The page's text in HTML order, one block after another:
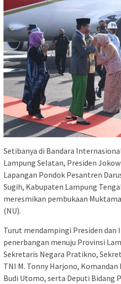
Setibanya di Bandara
Lampung Selatan, Presiden
Lapangan Pondok Pesantren
Sugih, Kabupaten Lampung
meresmikan pembukaan
(NU).
Turut mendampingi Presiden dan
penerbangan menuju Provinsi
Sekretaris Negara Pratikno,
TNI M. Tonny Harjono,
Budi Utomo, serta Deputi Bidang